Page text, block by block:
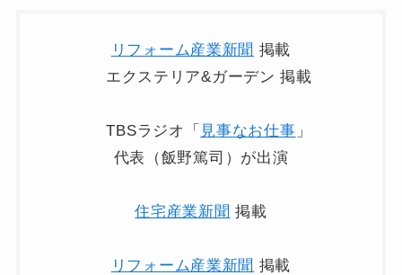
リフォーム産業新聞 掲載
エクステリア&ガーデン 掲載
TBSラジオ「 見事なお仕事 」
代表（飯野篤司）が出演
住宅産業新聞 掲載
リフォーム産業新聞 掲載